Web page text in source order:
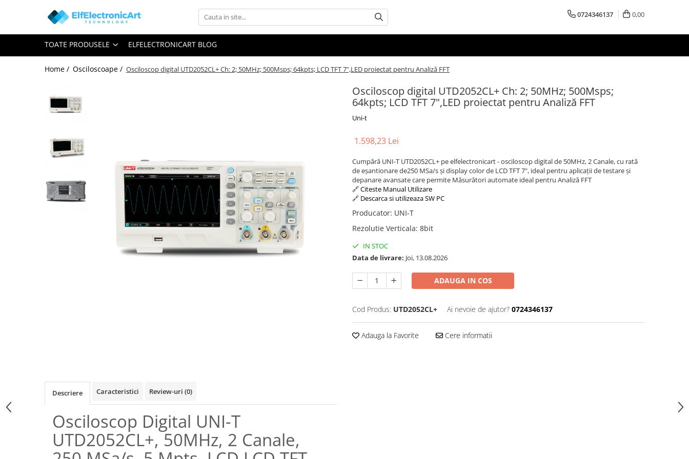
Toate Produsele
Audio
Clesti Ampermetrici
Multimetre Digitale
Surse de alimentare
Osciloscoape
0724346137 0,00
TOATE PRODUSELE ELFELECTRONICART BLOG
Home / Osciloscoape / Osciloscop digital UTD2052CL+ Ch: 2; 50MHz; 500Msps; 64kpts; LCD TFT 7",LED proiectat pentru Analiză FFT
Osciloscop digital UTD2052CL+ Ch: 2; 50MHz; 500Msps;
64kpts; LCD TFT 7",LED proiectat pentru Analiză FFT
Uni-t
1.598,23 Lei
Cumpără UNI-T UTD2052CL+ pe elfelectronicart - osciloscop digital de 50MHz, 2 Canale, cu rată
de eșantionare de250 MSa/s și display color de LCD TFT 7", ideal pentru aplicații de testare și
depanare avansate care permite Măsurători automate ideal pentru Analiză FFT
🔗 Citeste Manual Utilizare
🔗 Descarca si utilizeaza SW PC
Producator: UNI-T
Rezolutie Verticala: 8bit
IN STOC
Data de livrare: Joi, 13.08.2026
ADAUGA IN COS
Cod Produs: UTD2052CL+ Ai nevoie de ajutor? 0724346137
Adauga la Favorite Cere informatii
Descriere Caracteristici Review-uri (0)
Osciloscop Digital UNI-T
UTD2052CL+, 50MHz, 2 Canale,